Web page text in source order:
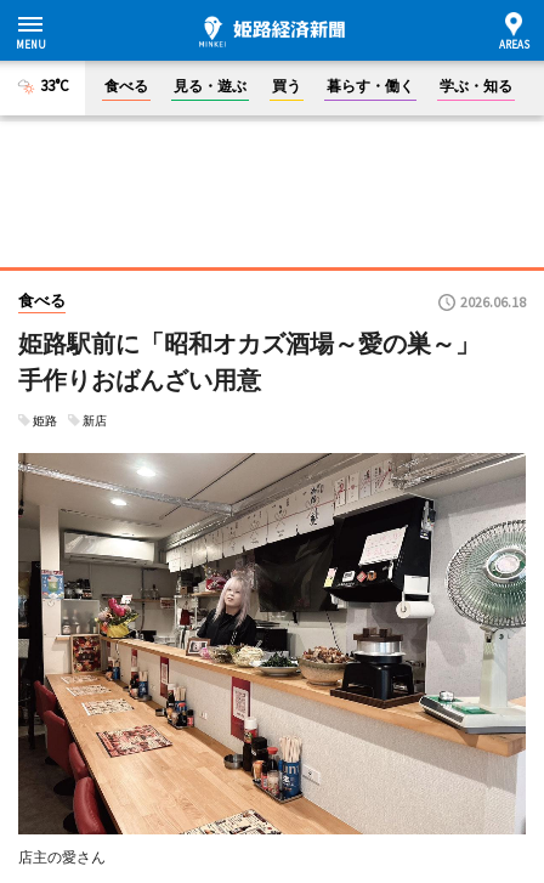
33°C 食べる 見る・遊ぶ 買う 暮らす・働く 学ぶ・知る
食べる 2026.06.18
姫路駅前に「昭和オカズ酒場～愛の巣～」
手作りおばんざい用意
姫路 新店
店主の愛さん